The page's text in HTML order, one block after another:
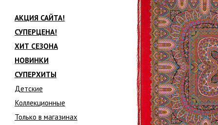
АКЦИЯ САЙТА!
СУПЕРЦЕНА!
ХИТ СЕЗОНА
НОВИНКИ
СУПЕРХИТЫ
Детские
Коллекционные
Только в магазинах